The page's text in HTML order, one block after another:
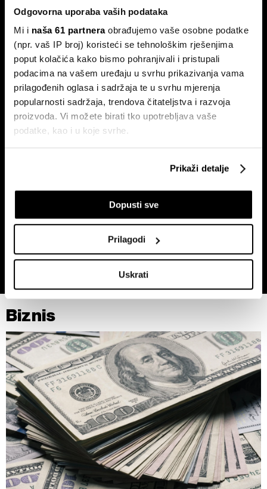
Odgovorna uporaba vaših podataka
Mi i naša 61 partneraobrađujemo vaše osobne podatke
(npr. vaš IP broj) koristeći se tehnološkim rješenjima
poput kolačića kako bismo pohranjivali i pristupali
podacima na vašem uređaju u svrhu prikazivanja vama
prilagođenih oglasa i sadržaja te u svrhu mjerenja
popularnosti sadržaja, trendova čitateljstva i razvoja
proizvoda. Vi možete birati tko upotrebljava vaše
podatke, kao i u koje svrhe.
Prikupljati podatke o vašoj geografskoj lokaciji,
koji mogu biti precizni do radijusa od nekoliko metara
Prepoznati vaš uređaj tako što ćemo aktivno
skenirati njegove određene karakteristike ("uzimanje
kako se obrađuje vaše osobne podatke te postaviti svoje
preferencije. Svoju privolu možete u svakom trenutku
izmijeniti ili povući u Izjavi o kolačićima.
Zajednički voditelji obrade su HD-WIN ARENA SPORT
d.o.o. iPartneri.Više o podacima koje obrađujemo kao i o
vašim pravima pročitajte u našoj
Politici privatnosti
, a o
kolačićima i drugim sličnim tehnologijama uPolitici kolačića.
Kolačiće u bilo kojem trenutku možete ponovno ažurirati klikom
na „Prikaži detalje“. Privolu možete u bilo kojem trenutku
povući bez negativnih posljedica.
Prikaži detalje
Dopusti sve
Prilagodi
Uskrati
Ovo je nova strategija shopping
centara u eri online kupnje
Evo kako BOX NOW želi
oblikovati budućnost logistike u
Hrvatskoj
Hrvatska franšiza Friendly Fire
Farseer u Soonicorn programu:
'Iskustvo uspješnih skraćuje put'
Biznis